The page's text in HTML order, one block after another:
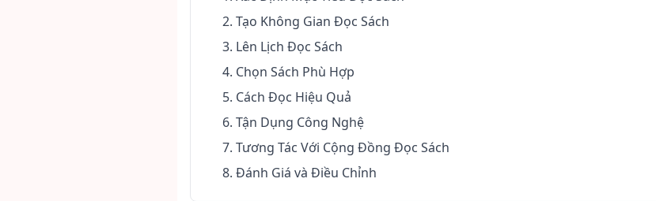
2. Tạo Không Gian Đọc Sách
3. Lên Lịch Đọc Sách
4. Chọn Sách Phù Hợp
5. Cách Đọc Hiệu Quả
6. Tận Dụng Công Nghệ
7. Tương Tác Với Cộng Đồng Đọc Sách
8. Đánh Giá và Điều Chỉnh